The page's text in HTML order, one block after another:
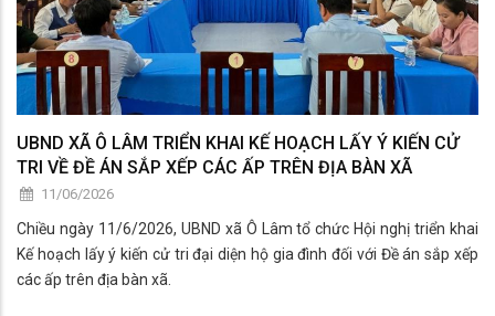
UBND XÃ Ô LÂM TRIỂN KHAI KẾ HOẠCH LẤY Ý KIẾN CỬ
TRI VỀ ĐỀ ÁN SẮP XẾP CÁC ẤP TRÊN ĐỊA BÀN XÃ
11/06/2026
Chiều ngày 11/6/2026, UBND xã Ô Lâm tổ chức Hội nghị triển khai
Kế hoạch lấy ý kiến cử tri đại diện hộ gia đình đối với Đề án sắp xếp
các ấp trên địa bàn xã.